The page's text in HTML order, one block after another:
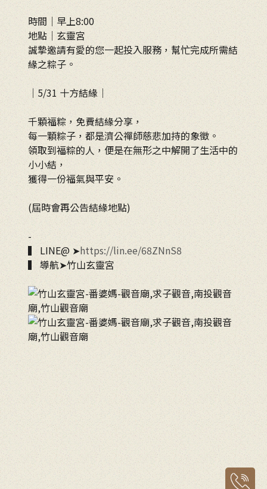
時間｜早上8:00
地點｜玄靈宮
誠摯邀請有愛的您一起投入服務，幫忙完成所需結
緣之粽子。
｜5/31 十方結緣｜
千顆福粽，免費結緣分享，
每一顆粽子，都是濟公禪師慈悲加持的象徵。
領取到福粽的人，便是在無形之中解開了生活中的
小小結，
獲得一份福氣與平安。
(屆時會再公告結緣地點)
-
▍ LINE@ ➤https://lin.ee/68ZNnS8
▍ 導航➤竹山玄靈宮